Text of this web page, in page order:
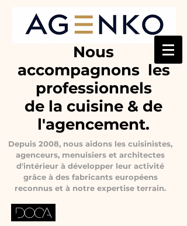
Nous
accompagnons les
professionnels
de la cuisine & de
l'agencement.
Depuis 2008, nous aidons les cuisinistes,
agenceurs, menuisiers et architectes
d'intérieur à développer leur activité
grâce à des fabricants européens
reconnus et à notre expertise terrain.